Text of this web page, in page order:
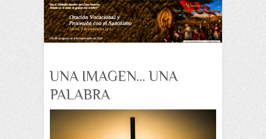
UNA IMAGEN… UNA
PALABRA